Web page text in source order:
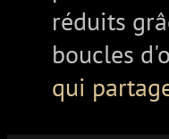
réduits
boucles
qui